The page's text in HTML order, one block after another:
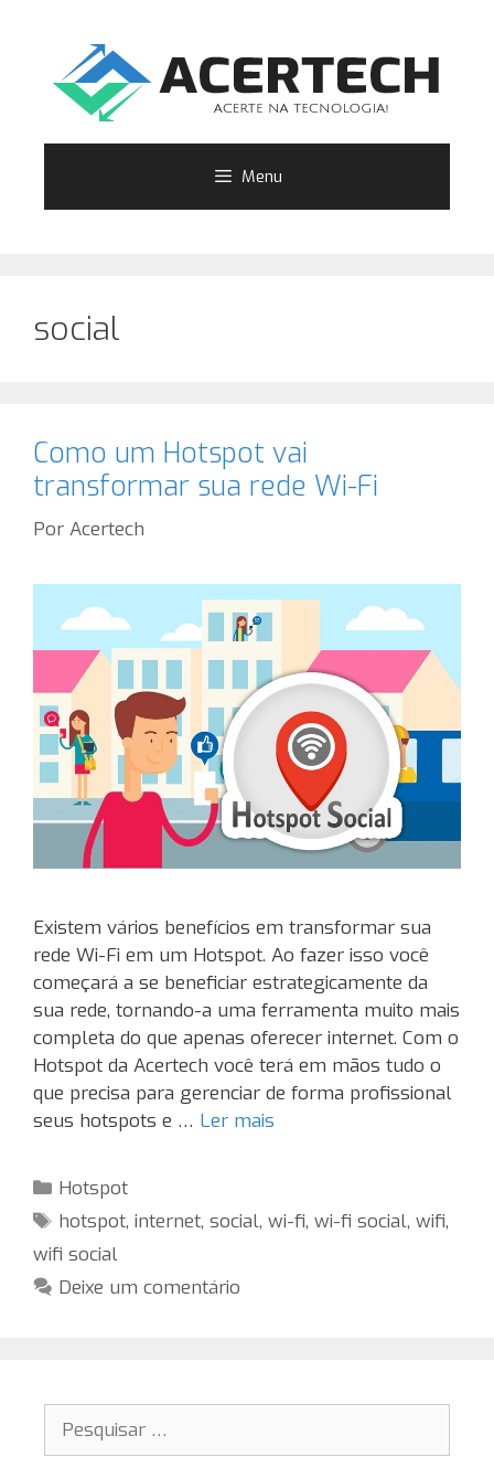
conteúdo
Menu
social
Como um Hotspot vai
transformar sua rede Wi-Fi
Por Acertech
Existem vários benefícios em transformar sua
rede Wi-Fi em um Hotspot. Ao fazer isso você
começará a se beneficiar estrategicamente da
sua rede, tornando-a uma ferramenta muito mais
completa do que apenas oferecer internet. Com o
Hotspot da Acertech você terá em mãos tudo o
que precisa para gerenciar de forma profissional
seus hotspots e … Ler mais
Categorias
Hotspot
Tags
hotspot,internet,social,wi-fi,wi-fi social,wifi,
wifi social
Deixe um comentário
Pesquisar
por: